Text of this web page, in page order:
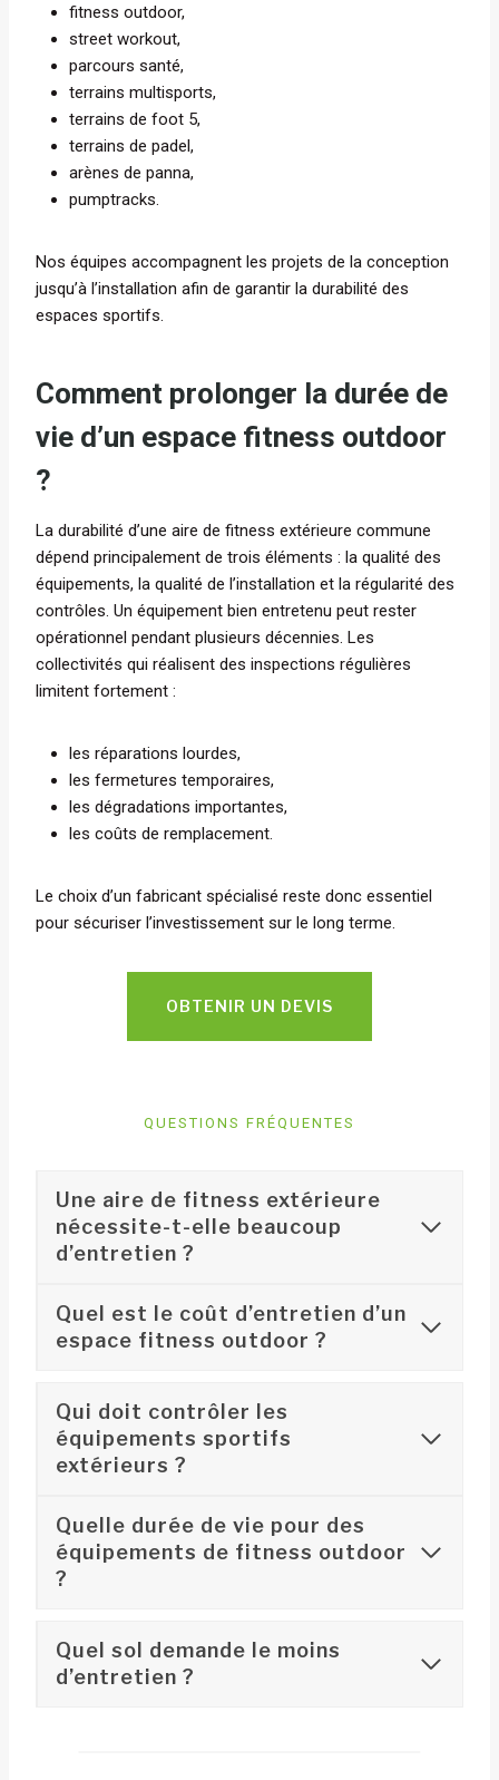
fitness outdoor,
street workout,
parcours santé,
terrains multisports,
terrains de foot 5,
terrains de padel,
arènes de panna,
pumptracks.
Nos équipes accompagnent les projets de la conception
jusqu’à l’installation afin de garantir la durabilité des
espaces sportifs.
Comment prolonger la durée de
vie d’un espace fitness outdoor
?
La durabilité d’une aire de fitness extérieure commune
dépend principalement de trois éléments : la qualité des
équipements, la qualité de l’installation et la régularité des
contrôles. Un équipement bien entretenu peut rester
opérationnel pendant plusieurs décennies. Les
collectivités qui réalisent des inspections régulières
limitent fortement :
les réparations lourdes,
les fermetures temporaires,
les dégradations importantes,
les coûts de remplacement.
Le choix d’un fabricant spécialisé reste donc essentiel
pour sécuriser l’investissement sur le long terme.
OBTENIR UN DEVIS
QUESTIONS FRÉQUENTES
Une aire de fitness extérieure
nécessite-t-elle beaucoup
d’entretien ?
Quel est le coût d’entretien d’un
espace fitness outdoor ?
Qui doit contrôler les
équipements sportifs
extérieurs ?
Quelle durée de vie pour des
équipements de fitness outdoor
?
Quel sol demande le moins
d’entretien ?